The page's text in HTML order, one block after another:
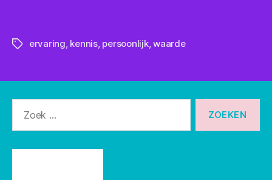
Tagservaring, kennis, persoonlijk,waarde
naar: